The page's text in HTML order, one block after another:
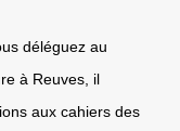
déléguez au
à Reuves, il
aux cahiers des